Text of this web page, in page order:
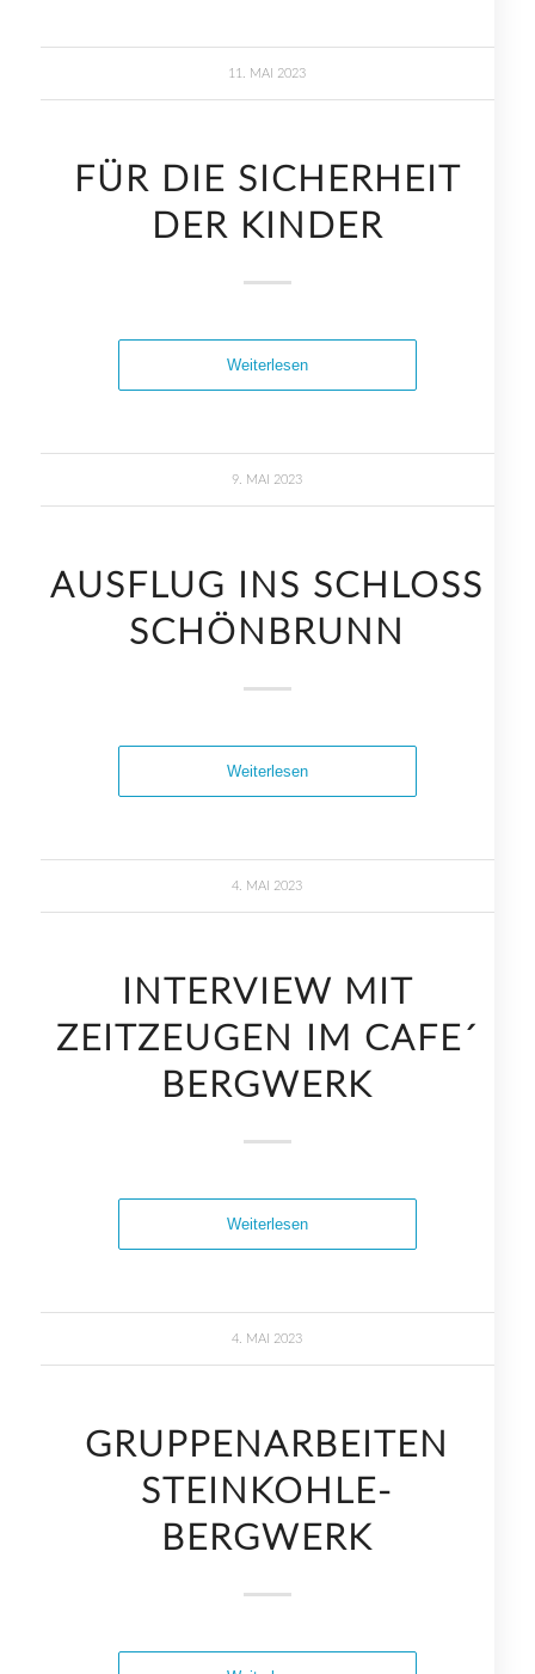
11. MAI 2023
FÜR DIE SICHERHEIT
DER KINDER
Weiterlesen
9. MAI 2023
AUSFLUG INS SCHLOSS
SCHÖNBRUNN
Weiterlesen
4. MAI 2023
INTERVIEW MIT
ZEITZEUGEN IM CAFE´
BERGWERK
Weiterlesen
4. MAI 2023
GRUPPENARBEITEN
STEINKOHLE-
BERGWERK